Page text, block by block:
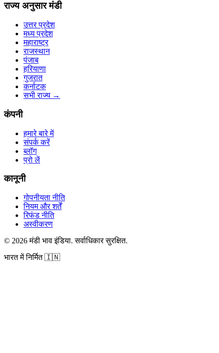
राज्य अनुसार मंडी
उत्तर प्रदेश
मध्य प्रदेश
महाराष्ट्र
राजस्थान
पंजाब
हरियाणा
गुजरात
कर्नाटक
सभी राज्य →
कंपनी
हमारे बारे में
संपर्क करें
ब्लॉग
प्रो लें
कानूनी
गोपनीयता नीति
नियम और शर्तें
रिफंड नीति
अस्वीकरण
© 2026 मंडी भाव इंडिया.सर्वाधिकार सुरक्षित.
भारत में निर्मित🇮🇳